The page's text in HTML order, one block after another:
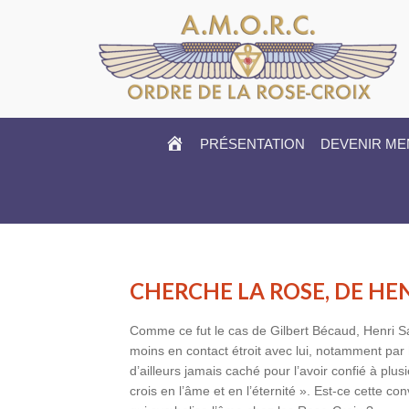
HOME
PRÉSENTATION DEVENIR
CHERCHE LA ROSE, DE
Comme ce fut le cas de Gilbert Bécaud, Henri
moins en contact étroit avec lui, notamment
d’ailleurs jamais caché pour l’avoir confié à
crois en l’âme et en l’éternité ». Est-ce cette